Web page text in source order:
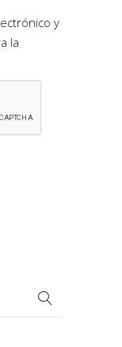
y
la